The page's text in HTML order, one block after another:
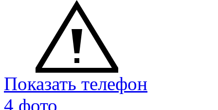
Показать телефон
4 фото